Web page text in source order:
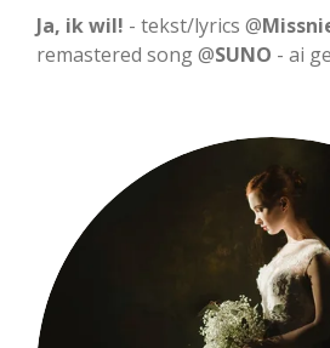
l
a
u
t
Ja, ik wil! - tekst/lyrics @
remastered song @SUNO - ai